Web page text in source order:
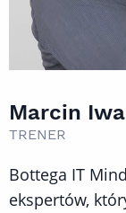
Marcin
TRENER
Bottega IT
ekspertów,